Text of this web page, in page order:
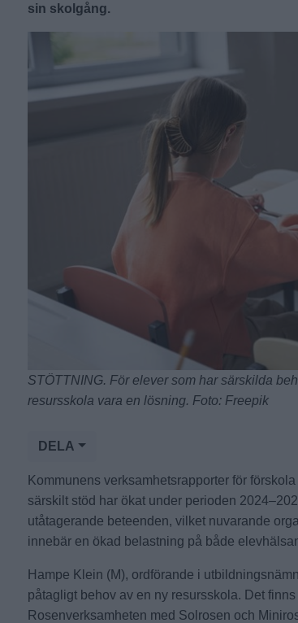
sin skolgång.
STÖTTNING. För elever som har särskilda
resursskola vara en lösning. Foto: Freepik
DELA
Kommunens verksamhetsrapporter för
särskilt stöd har ökat under perioden
utåtagerande beteenden, vilket nuvarande
innebär en ökad belastning på både
Hampe Klein (M), ordförande i
påtagligt behov av en ny resursskola. Det
Rosenverksamheten med Solrosen och